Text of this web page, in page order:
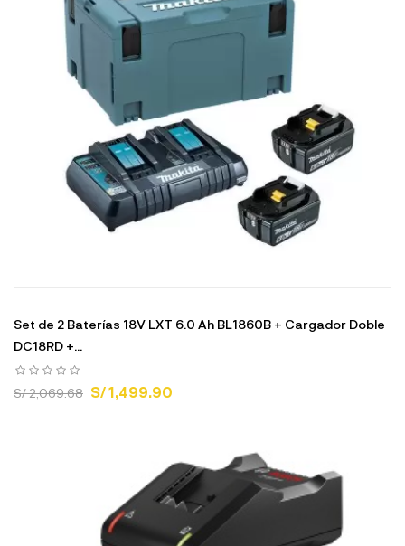
Set de 2 Baterías 18V LXT 6.0 Ah BL1860B + Cargador Doble
DC18RD +...
S/ 2,069.68 S/ 1,499.90